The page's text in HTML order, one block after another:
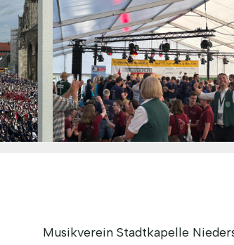
Musikverein Stadtkapelle